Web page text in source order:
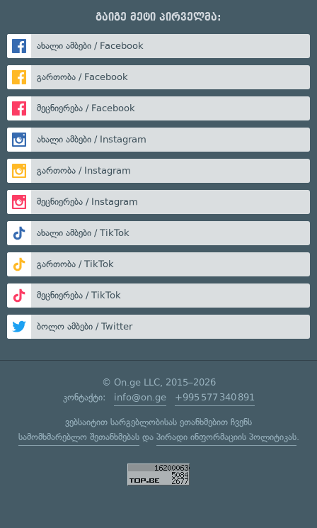
გაიგე მეტი პირველმა:
ახალი ამბები / Facebook
გართობა / Facebook
მეცნიერება / Facebook
ახალი ამბები / Instagram
გართობა / Instagram
მეცნიერება / Instagram
ახალი ამბები / TikTok
გართობა / TikTok
მეცნიერება / TikTok
ბოლო ამბები / Twitter
© On.ge LLC, 2015–2026
კონტაქტი: info@on.ge +995 577 340 891
ვებსაიტით სარგებლობისას ეთანხმებით ჩვენს
სამომხმარებლო შეთანხმებასდა პირადი ინფორმაციის პოლიტიკას.